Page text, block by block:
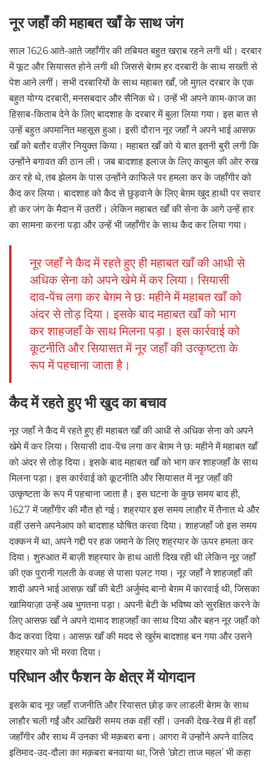
नूर जहाँ की महाबत खाँ के साथ जंग
साल 1626 आते-आते जहाँगीर की तबियत बहुत खराब रहने लगी थी। दरबार
में फूट और सियासत होने लगी थी जिससे बेग़म हर दरबारी के साथ सख्ती से
पेश आने लगीं। सभी दरबारियों के साथ महाबत खाँ, जो मुग़ल दरबार के एक
बहुत योग्य दरबारी, मनसबदार और सैनिक थे। उन्हें भी अपने काम-काज का
हिसाब-किताब देने के लिए बादशाह के दरबार में बुला लिया गया। इस बात से
उन्हें बहुत अपमानित महसूस हुआ। इसी दौरान नूर जहाँ ने अपने भाई आसफ़
खाँ को बतौर वज़ीर नियुक्त किया। महाबत खाँ को ये बात इतनी बुरी लगी कि
उन्होंने बगावत की ठान ली। जब बादशाह इलाज के लिए काबुल की ओर रुख
कर रहे थे, तब झेलम के पास उन्होंने काफिले पर हमला कर के जहाँगीर को
कैद कर लिया। बादशाह को कैद से छुड़वाने के लिए बेग़म खुद हाथी पर सवार
हो कर जंग के मैदान में उतरीं। लेकिन महाबत खाँ की सेना के आगे उन्हें हार
का सामना करना पड़ा और उन्हें भी जहाँगीर के साथ कैद कर लिया गया।
नूर जहाँ ने कैद में रहते हुए ही महाबत खाँ की आधी से
अधिक सेना को अपने खेमे में कर लिया। सियासी
दाव-पेंच लगा कर बेग़म ने छः महीने में महाबत खाँ को
अंदर से तोड़ दिया। इसके बाद महाबत खाँ को भाग
कर शाहजहाँ के साथ मिलना पड़ा। इस कार्रवाई को
कूटनीति और सियासत में नूर जहाँ की उत्कृष्टता के
रूप में पहचाना जाता है।
कैद में रहते हुए भी खुद का बचाव
नूर जहाँ ने कैद में रहते हुए ही महाबत खाँ की आधी से अधिक सेना को अपने
खेमे में कर लिया। सियासी दाव-पेंच लगा कर बेग़म ने छः महीने में महाबत खाँ
को अंदर से तोड़ दिया। इसके बाद महाबत खाँ को भाग कर शाहजहाँ के साथ
मिलना पड़ा। इस कार्रवाई को कूटनीति और सियासत में नूर जहाँ की
उत्कृष्टता के रूप में पहचाना जाता है। इस घटना के कुछ समय बाद ही,
1627 में जहाँगीर की मौत हो गई। शह्रयार इस समय लाहौर में तैनात थे और
वहीं उसने अपनेआप को बादशाह घोषित करवा दिया। शाहजहाँ जो इस समय
दक्कन में था, अपने गद्दी पर हक जमाने के लिए शह्रयार के ऊपर हमला कर
दिया। शुरुआत में बाज़ी शह्रयार के हाथ आती दिख रही थी लेकिन नूर जहाँ
की एक पुरानी गलती के वजह से पासा पलट गया। नूर जहाँ ने शाहजहाँ की
शादी अपने भाई आसफ़ खाँ की बेटी अर्जुमंद बानो बेग़म में कारवाई थी, जिसका
खामियाज़ा उन्हें अब भुगतना पड़ा। अपनी बेटी के भविष्य को सुरक्षित करने के
लिए आसफ़ खाँ ने अपने दामाद शाहजहाँ का साथ दिया और बहन नूर जहाँ को
कैद करवा दिया। आसफ़ खाँ की मदद से खुर्रम बादशाह बन गया और उसने
शह्रयार को भी मरवा दिया।
परिधान और फैशन के क्षेत्र में योगदान
इसके बाद नूर जहाँ राजनीति और रियासत छोड़ कर लाडली बेग़म के साथ
लाहौर चली गईं और आखिरी समय तक वहीं रहीं। उनकी देख-रेख में ही वहाँ
जहाँगीर और साथ में उनका भी मक़बरा बना। आगरा में उन्होंने अपने वालिद
इतिमाद-उद-दौला का मक़बरा बनवाया था, जिसे ‘छोटा ताज महल’ भी कहा